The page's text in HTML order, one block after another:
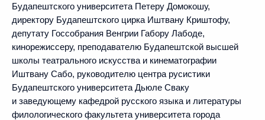
Будапештского университета Петеру Домокошу,
директору Будапештского цирка Иштвану Криштофу,
депутату Госсобрания Венгрии Габору Лабоде,
кинорежиссеру, преподавателю Будапештской высшей
школы театрального искусства и кинематографии
Иштвану Сабо, руководителю центра русистики
Будапештского университета Дьюле Сваку
и заведующему кафедрой русского языка и литературы
филологического факультета университета города